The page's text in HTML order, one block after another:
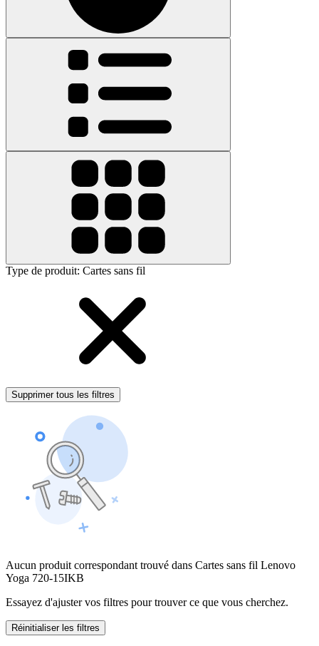
Type de produit: Cartes sans fil
Supprimer tous les filtres
Aucun produit correspondant trouvé dans Cartes sans fil Lenovo
Yoga 720-15IKB
Essayez d'ajuster vos filtres pour trouver ce que vous cherchez.
Réinitialiser les filtres